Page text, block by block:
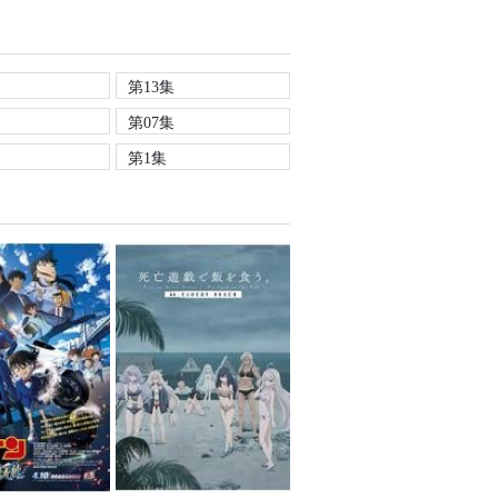
第13集
第07集
第1集